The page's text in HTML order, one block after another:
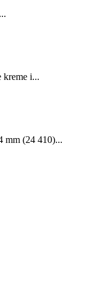
kreme i...
mm (24 410)...